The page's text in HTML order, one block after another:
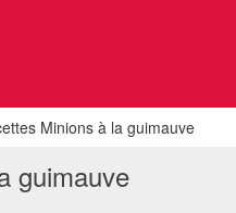
Minions à la guimauve
guimauve